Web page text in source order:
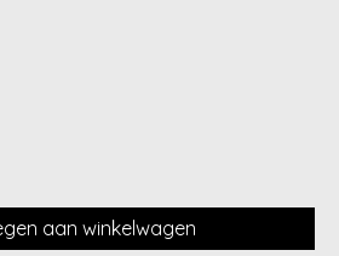
aan winkelwagen